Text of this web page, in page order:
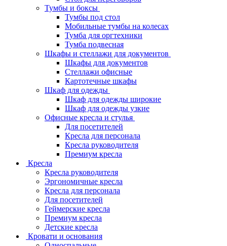
Тумбы и боксы
Тумбы под стол
Мобильные тумбы на колесах
Тумба для оргтехники
Тумба подвесная
Шкафы и стеллажи для документов
Шкафы для документов
Стеллажи офисные
Картотечные шкафы
Шкаф для одежды
Шкаф для одежды широкие
Шкаф для одежды узкие
Офисные кресла и стулья
Для посетителей
Кресла для персонала
Кресла руководителя
Премиум кресла
Кресла
Кресла руководителя
Эргономичные кресла
Кресла для персонала
Для посетителей
Геймерские кресла
Премиум кресла
Детские кресла
Кровати и основания